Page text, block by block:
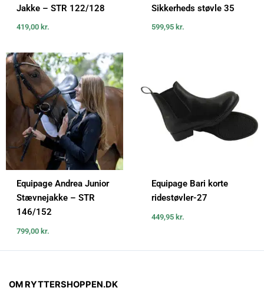
Jakke – STR 122/128
419,00 kr.
Sikkerheds støvle 35
599,95 kr.
Equipage Andrea Junior
Stævnejakke – STR
146/152
799,00 kr.
Equipage Bari korte
ridestøvler-27
449,95 kr.
OM RYTTERSHOPPEN.DK